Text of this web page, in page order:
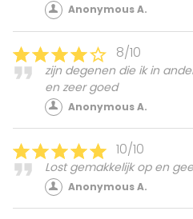
Anonymous A.
8/10
zijn degenen die ik in
en zeer goed
Anonymous A.
10/10
Lost gemakkelijk op en
Anonymous A.